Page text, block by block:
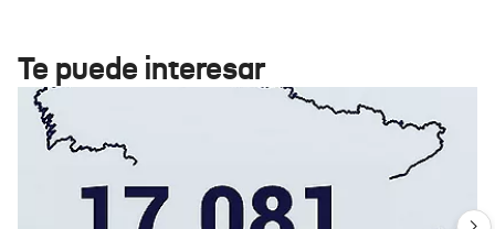
Te puede interesar